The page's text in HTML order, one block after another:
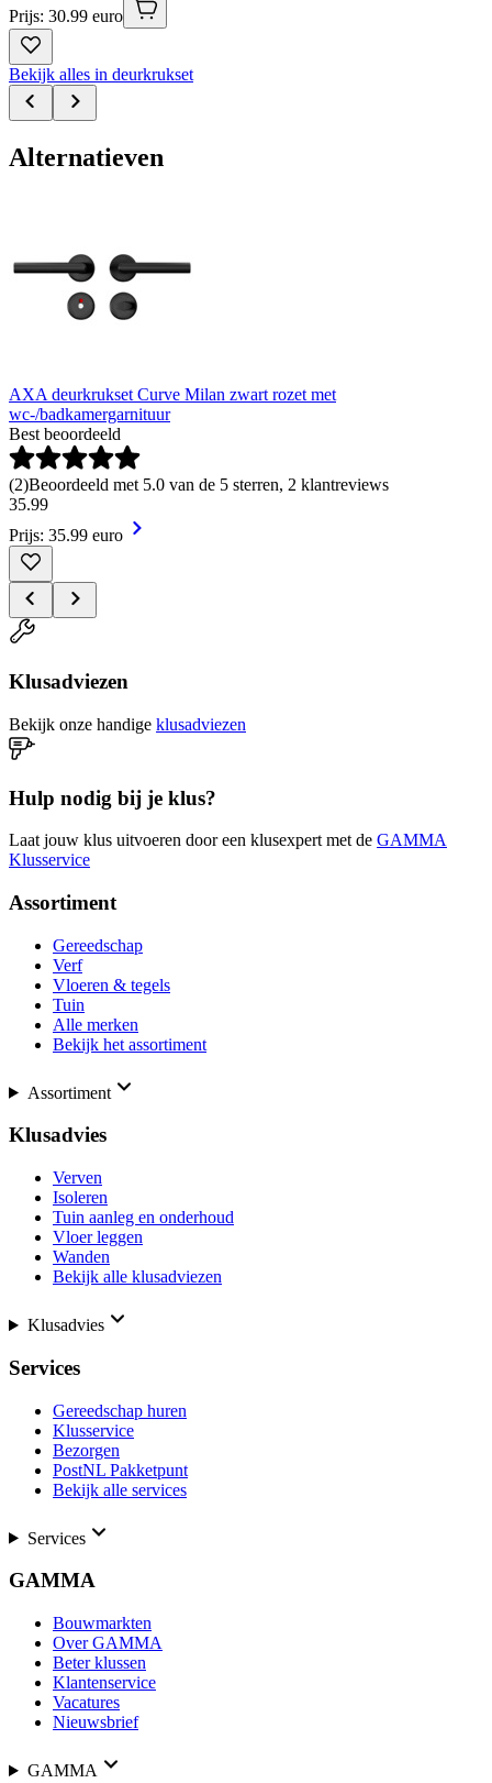
Prijs: 30.99 euro
Bekijk alles in deurkrukset
Alternatieven
AXA deurkrukset Curve Milan zwart rozet met
wc-/badkamergarnituur
Best beoordeeld
(2)Beoordeeld met 5.0 van de 5 sterren, 2 klantreviews
35.99
Prijs: 35.99 euro
Klusadviezen
Bekijk onze handige klusadviezen
Hulp nodig bij je klus?
Laat jouw klus uitvoeren door een klusexpert met de GAMMA
Klusservice
Assortiment
Gereedschap
Verf
Vloeren & tegels
Tuin
Alle merken
Bekijk het assortiment
Assortiment
Klusadvies
Verven
Isoleren
Tuin aanleg en onderhoud
Vloer leggen
Wanden
Bekijk alle klusadviezen
Klusadvies
Services
Gereedschap huren
Klusservice
Bezorgen
PostNL Pakketpunt
Bekijk alle services
Services
GAMMA
Bouwmarkten
Over GAMMA
Beter klussen
Klantenservice
Vacatures
Nieuwsbrief
GAMMA